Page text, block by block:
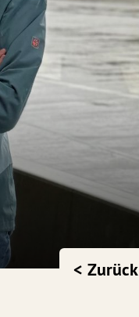
< Zurück